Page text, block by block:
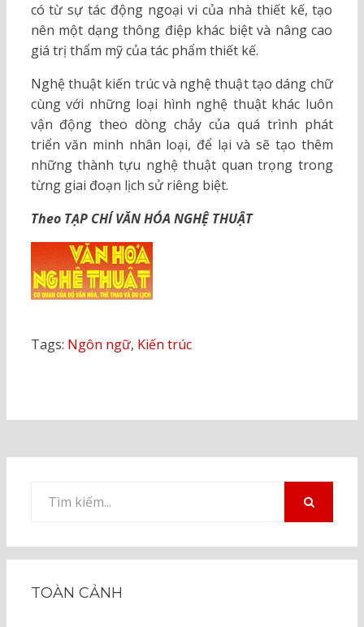
có từ sự tác động ngoại vi của nhà thiết kế, tạo
nên một dạng thông điệp khác biệt và nâng cao
giá trị thẩm mỹ của tác phẩm thiết kế.
Nghệ thuật kiến trúc và nghệ thuật tạo dáng chữ
cùng với những loại hình nghệ thuật khác luôn
vận động theo dòng chảy của quá trình phát
triển văn minh nhân loại, để lại và sẽ tạo thêm
những thành tựu nghệ thuật quan trọng trong
từng giai đoạn lịch sử riêng biệt.
Theo TẠP CHÍ VĂN HÓA NGHỆ THUẬT
Tags: Ngôn ngữ, Kiến trúc
kiếm
TOÀN CẢNH